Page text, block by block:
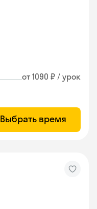
от 1090 ₽ / урок
Выбрать время